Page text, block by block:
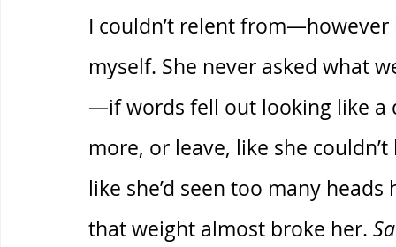
I couldn’t relent
myself. She never asked what
—if words fell out looking like a
more, or leave, like she
like she’d seen too many
that weight almost broke her.